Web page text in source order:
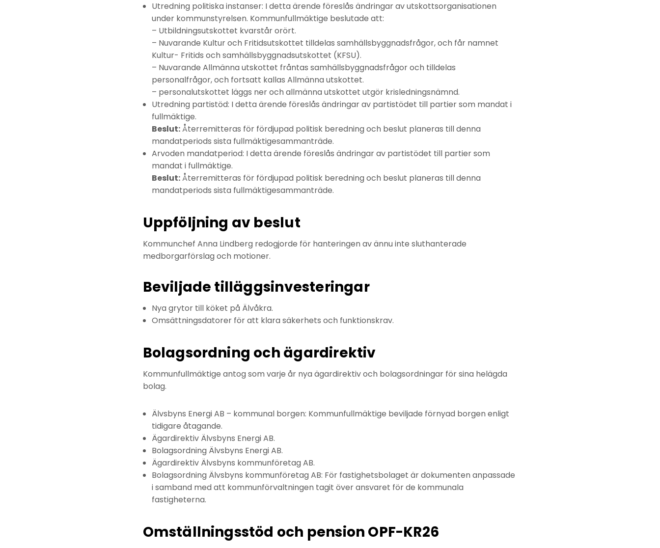
Utredning politiska instanser: I detta ärende föreslås ändringar av utskottsorganisationen
under kommunstyrelsen. Kommunfullmäktige beslutade att:
– Utbildningsutskottet kvarstår orört.
– Nuvarande Kultur och Fritidsutskottet tilldelas samhällsbyggnadsfrågor, och får namnet
Kultur- Fritids och samhällsbyggnadsutskottet (KFSU).
– Nuvarande Allmänna utskottet fråntas samhällsbyggnadsfrågor och tilldelas
personalfrågor, och fortsatt kallas Allmänna utskottet.
– personalutskottet läggs ner och allmänna utskottet utgör krisledningsnämnd.
Utredning partistöd: I detta ärende föreslås ändringar av partistödet till partier som mandat i
fullmäktige.
Beslut:Återremitteras för fördjupad politisk beredning och beslut planeras till denna
mandatperiods sista fullmäktigesammanträde.
Arvoden mandatperiod: I detta ärende föreslås ändringar av partistödet till partier som
mandat i fullmäktige.
Beslut:Återremitteras för fördjupad politisk beredning och beslut planeras till denna
mandatperiods sista fullmäktigesammanträde.
Uppföljning av beslut
Kommunchef Anna Lindberg redogjorde för hanteringen av ännu inte sluthanterade
medborgarförslag och motioner.
Beviljade tilläggsinvesteringar
Nya grytor till köket på Älvåkra.
Omsättningsdatorer för att klara säkerhets och funktionskrav.
Bolagsordning och ägardirektiv
Kommunfullmäktige antog som varje år nya ägardirektiv och bolagsordningar för sina helägda
bolag.
Älvsbyns Energi AB – kommunal borgen: Kommunfullmäktige beviljade förnyad borgen enligt
tidigare åtagande.
Ägardirektiv Älvsbyns Energi AB.
Bolagsordning Älvsbyns Energi AB.
Ägardirektiv Älvsbyns kommunföretag AB.
Bolagsordning Älvsbyns kommunföretag AB: För fastighetsbolaget är dokumenten anpassade
i samband med att kommunförvaltningen tagit över ansvaret för de kommunala
fastigheterna.
Omställningsstöd och pension OPF-KR26